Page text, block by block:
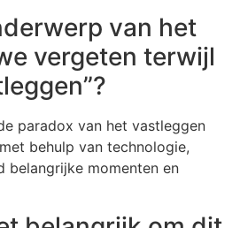
van het
vergeten terwijl
paradox van het vastleggen
behulp van technologie,
momenten en